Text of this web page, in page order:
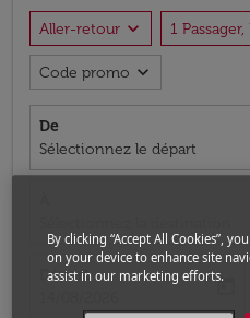
Aller-retour expand_more 1
Code promo expand_more
De
Sélectionnez le départ
Départ
today
By clicking “Accept All Cookies”,
on your device to enhance site
assist in our marketing efforts.